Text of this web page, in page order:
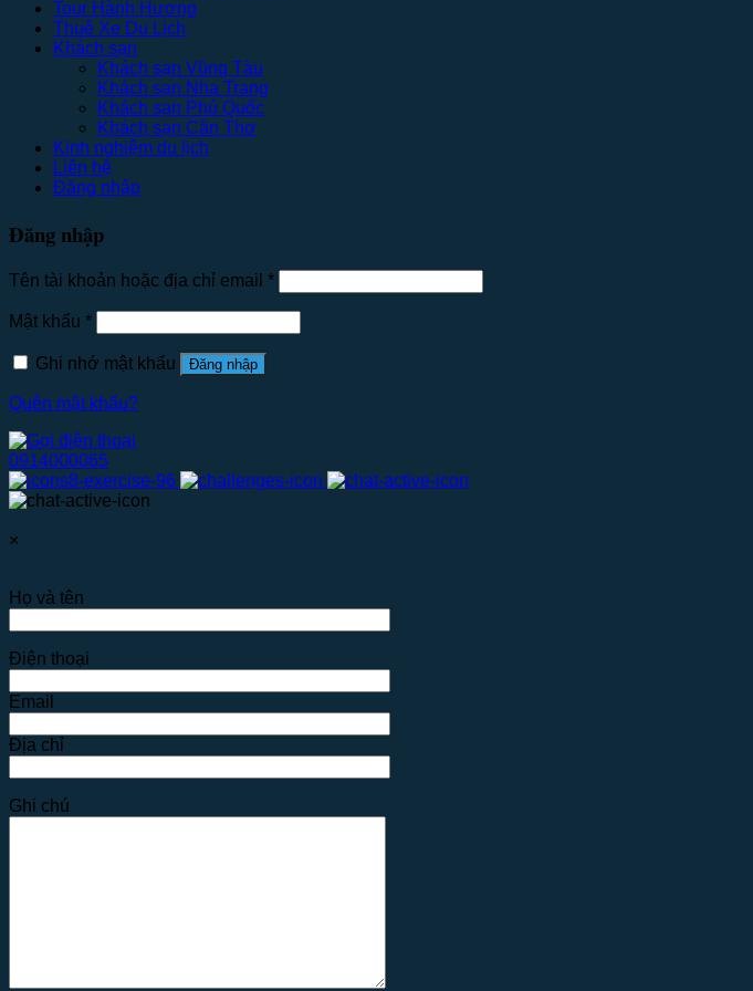
Tour Hành Hương
Thuê Xe Du Lịch
Khách sạn
Khách sạn Vũng Tàu
Khách sạn Nha Trang
Khách sạn Phú Quốc
Khách sạn Cần Thơ
Kinh nghiệm du lịch
Liên hệ
Đăng nhập
Đăng nhập
Tên tài khoản hoặc địa chỉ email *
Mật khẩu *
Ghi nhớ mật khẩu Đăng nhập
Quên mật khẩu?
0914000065
×
Họ và tên
Điện thoại
Email
Địa chỉ
Ghi chú